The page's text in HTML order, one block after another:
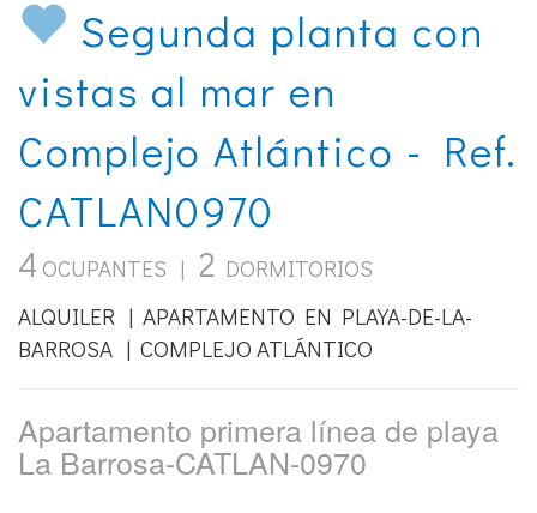
Segunda planta con
vistas al mar en
Complejo Atlántico - Ref.
CATLAN0970
4 OCUPANTES | 2 DORMITORIOS
ALQUILER | APARTAMENTO EN PLAYA-DE-LA-
BARROSA | COMPLEJO ATLÁNTICO
Apartamento primera línea de playa
La Barrosa-CATLAN-0970